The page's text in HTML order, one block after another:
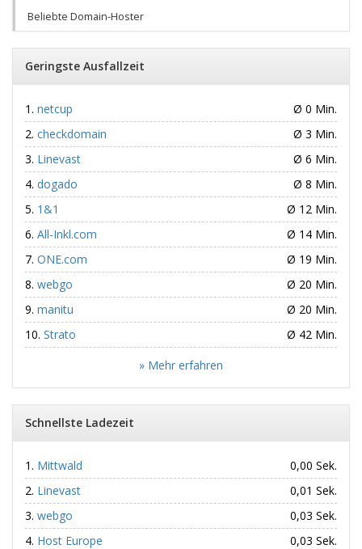
Beliebte Domain-Hoster
Geringste Ausfallzeit
netcup
Ø 0 Min.
checkdomain
Ø 3 Min.
Linevast
Ø 6 Min.
dogado
Ø 8 Min.
1&1
Ø 12 Min.
All-Inkl.com
Ø 14 Min.
ONE.com
Ø 19 Min.
webgo
Ø 20 Min.
manitu
Ø 20 Min.
Strato
Ø 42 Min.
» Mehr erfahren
Schnellste Ladezeit
Mittwald
0,00 Sek.
Linevast
0,01 Sek.
webgo
0,03 Sek.
Host Europe
0,03 Sek.